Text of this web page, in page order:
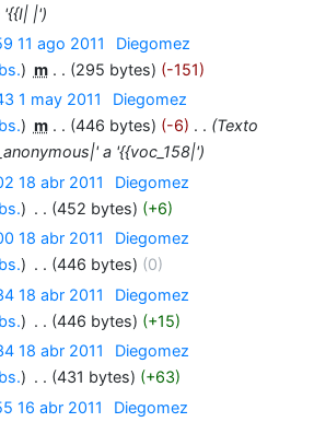
'{{I| |'
11 ago 2011
Diegomez
m 295 bytes
-151
1 may 2011
Diegomez
m 446 bytes -6
Texto
a '{{voc_158|'
18 abr 2011
Diegomez
452 bytes
+6
18 abr 2011
Diegomez
446 bytes
0
18 abr 2011
Diegomez
446 bytes
+15
18 abr 2011
Diegomez
431 bytes
+63
16 abr 2011
Diegomez